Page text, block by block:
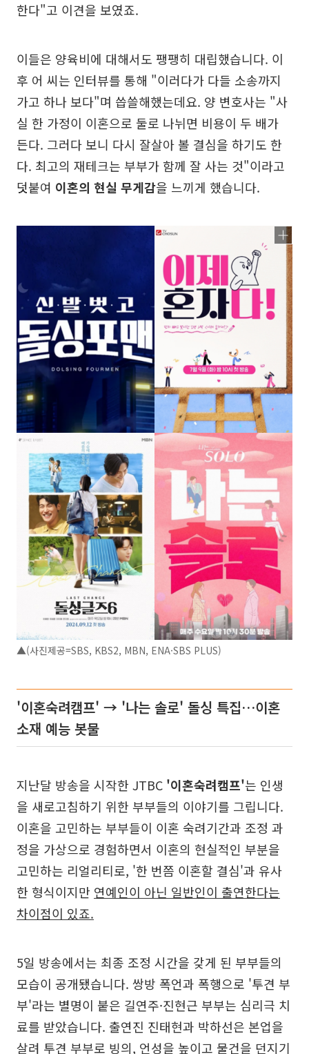
한다"고 이견을 보였죠.
이들은 양육비에 대해서도 팽팽히 대립했습니다. 이
후 어 씨는 인터뷰를 통해 "이러다가 다들 소송까지
가고 하나 보다"며 씁쓸해했는데요. 양 변호사는 "사
실 한 가정이 이혼으로 둘로 나뉘면 비용이 두 배가
든다. 그러다 보니 다시 잘살아 볼 결심을 하기도 한
다. 최고의 재테크는 부부가 함께 잘 사는 것"이라고
덧붙여 이혼의 현실 무게감을 느끼게 했습니다.
▲(사진제공=SBS, KBS2, MBN, ENA·SBS PLUS)
'이혼숙려캠프' → '나는 솔로' 돌싱 특집…이혼
소재 예능 봇물
지난달 방송을 시작한 JTBC '이혼숙려캠프'는 인생
을 새로고침하기 위한 부부들의 이야기를 그립니다.
이혼을 고민하는 부부들이 이혼 숙려기간과 조정 과
정을 가상으로 경험하면서 이혼의 현실적인 부분을
고민하는 리얼리티로, '한 번쯤 이혼할 결심'과 유사
한 형식이지만 연예인이 아닌 일반인이 출연한다는
차이점이 있죠.
5일 방송에서는 최종 조정 시간을 갖게 된 부부들의
모습이 공개됐습니다. 쌍방 폭언과 폭행으로 '투견 부
부'라는 별명이 붙은 길연주·진현근 부부는 심리극 치
료를 받았습니다. 출연진 진태현과 박하선은 본업을
살려 투견 부부로 빙의, 언성을 높이고 물건을 던지기